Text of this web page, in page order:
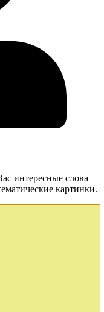
интересные слова
картинки.